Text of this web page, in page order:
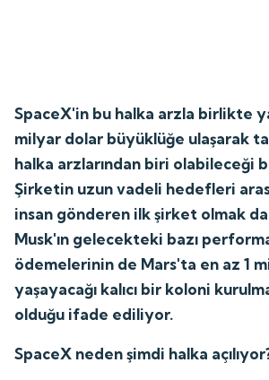
SpaceX'in bu halka arzla birlikte
milyar dolar büyüklüğe ulaşarak
halka arzlarından biri olabileceği
Şirketin uzun vadeli hedefleri
insan gönderen ilk şirket olmak
Musk'ın gelecekteki bazı
ödemelerinin de Mars'ta en az 1
yaşayacağı kalıcı bir koloni
olduğu ifade ediliyor.
SpaceX neden şimdi halka